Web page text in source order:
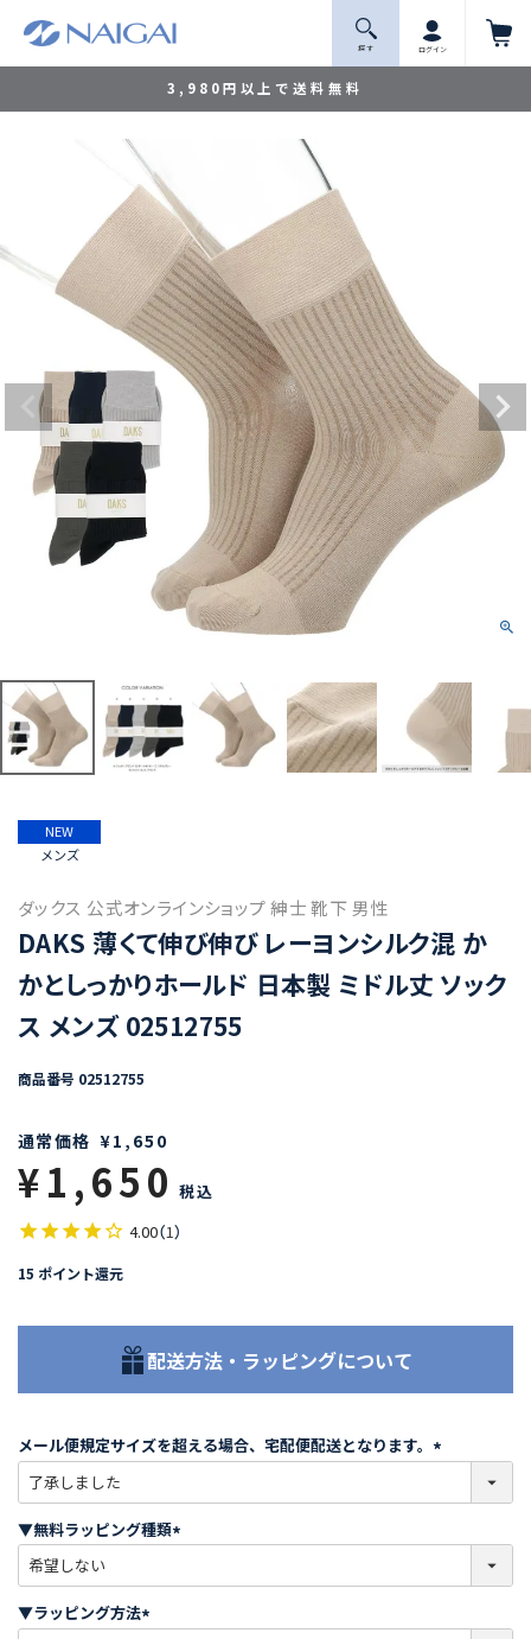
3,980円以上で送料無料
探 す ログイン
NEW
メンズ
ダックス 公式オンラインショップ 紳士 靴下 男性
DAKS 薄くて伸び伸び レーヨンシルク混 か
かとしっかりホールド 日本製 ミドル丈 ソック
ス メンズ 02512755
商品番号 02512755
通常価格 ¥1,650
¥1,650 税込
4.00（1）
15 ポイント還元
配送方法・ラッピングについて
メール便規定サイズを超える場合、宅配便配送となります。
必
)
▼無料ラッピング種類
必
)
▼ラッピング方法